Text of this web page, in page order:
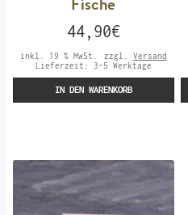
44,90€
inkl. 19 % MwSt. zzgl. Versand
Lieferzeit: 3-5 Werktage
IN DEN WARENKORB